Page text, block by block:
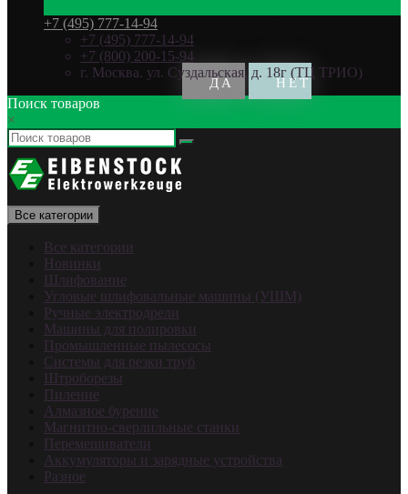
+7 (495) 777-14-94
+7 (495) 777-14-94
+7 (800) 200-15-94
г. Москва. ул. Суздальская, д. 18г (ТЦ ТРИО)
Поиск товаров
×
Все категории
Все категории
Новинки
Шлифование
Угловые шлифовальные машины (УШМ)
Ручные электродрели
Машины для полировки
Промышленные пылесосы
Системы для резки труб
Штроборезы
Пиление
Алмазное бурение
Магнитно-сверлильные станки
Перемешиватели
Аккумуляторы и зарядные устройства
Разное